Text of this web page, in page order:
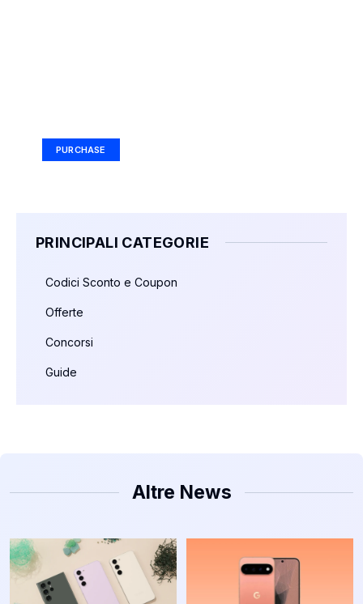
PURCHASE
PRINCIPALI CATEGORIE
Codici Sconto e Coupon
Offerte
Concorsi
Guide
Altre News